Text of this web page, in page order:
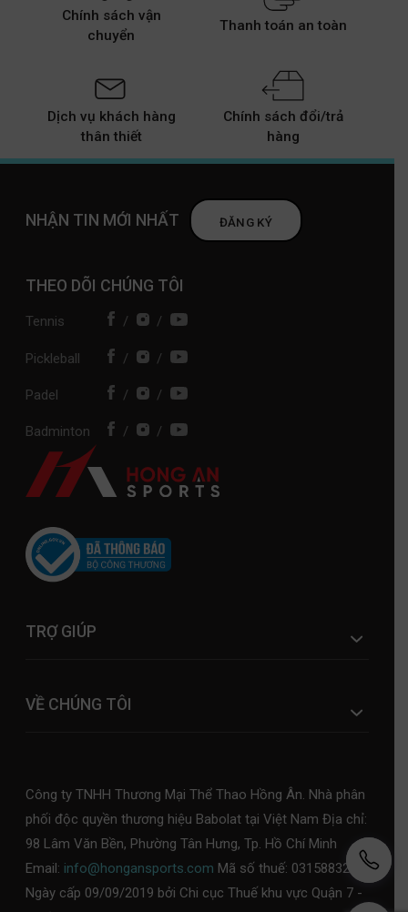
Chính sách vận
chuyển
Thanh toán an toàn
Dịch vụ khách hàng
thân thiết
Chính sách đổi/trả
hàng
NHẬN TIN MỚI NHẤT ĐĂNG KÝ
THEO DÕI CHÚNG TÔI
Tennis / /
Pickleball / /
Padel / /
Badminton / /
TRỢ GIÚP
VỀ CHÚNG TÔI
Công ty TNHH Thương Mại Thể Thao Hồng Ân. Nhà phân
phối độc quyền thương hiệu Babolat tại Việt Nam Địa chỉ:
98 Lâm Văn Bền, Phường Tân Hưng, Tp. Hồ Chí Minh
Email: info@hongansports.com Mã số thuế: 0315883253,
Ngày cấp 09/09/2019 bởi Chi cục Thuế khu vực Quận 7 -